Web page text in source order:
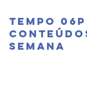
Tempo
semana